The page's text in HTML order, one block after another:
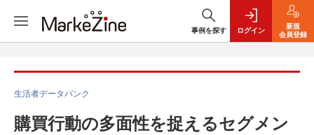
事例を探す ログイン
新規
会員登録
生活者データバンク
購買行動の多面性を捉えるセグメン